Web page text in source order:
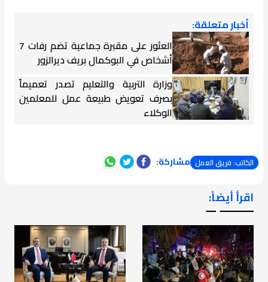
أخبار متعلقة:
العثور على مقبرة جماعية تضم رفات 7
أشخاص في البوكمال بريف ديرالزور
وزارة التربية والتعليم تصدر تعميماً
بصرف تعويض طبيعة عمل للمعلمين
الوكلاء
الكاتب: فريق العمل مشاركة:
اقرأ أيضاً:
ـــــــ ــ